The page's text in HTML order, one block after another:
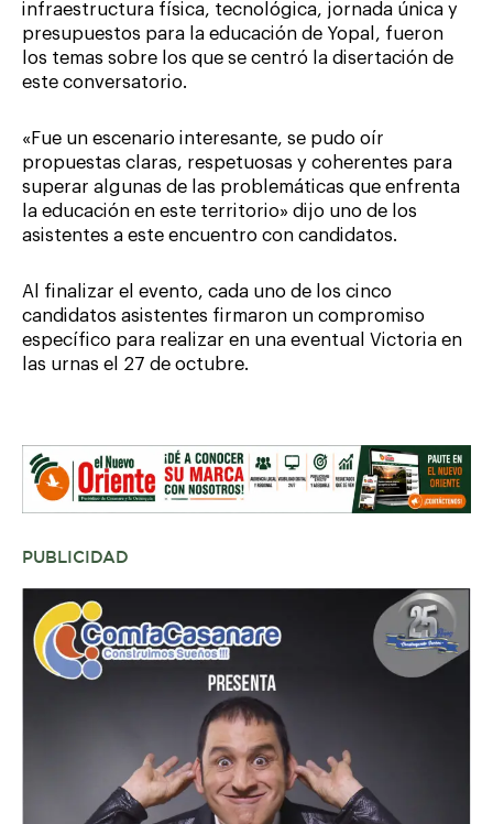
infraestructura física, tecnológica, jornada única y
presupuestos para la educación de Yopal, fueron
los temas sobre los que se centró la disertación de
este conversatorio.
«Fue un escenario interesante, se pudo oír
propuestas claras, respetuosas y coherentes para
superar algunas de las problemáticas que enfrenta
la educación en este territorio» dijo uno de los
asistentes a este encuentro con candidatos.
Al finalizar el evento, cada uno de los cinco
candidatos asistentes firmaron un compromiso
específico para realizar en una eventual Victoria en
las urnas el 27 de octubre.
PUBLICIDAD